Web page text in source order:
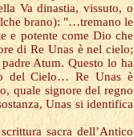
Va dinastia, vissuto, o
brano): "…tremano le
e potente come Dio che
di Re Unas è nel cielo;
Atum. Questo lo ha
del Cielo… Re Unas è
quale signore del regno
Unas si identifica
sacra dell’Antico